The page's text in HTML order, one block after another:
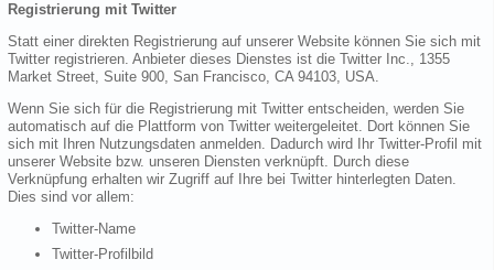
Registrierung mit Twitter
Statt einer direkten Registrierung auf unserer Website können Sie sich mit
Twitter registrieren. Anbieter dieses Dienstes ist die Twitter Inc., 1355
Market Street, Suite 900, San Francisco, CA 94103, USA.
Wenn Sie sich für die Registrierung mit Twitter entscheiden, werden Sie
automatisch auf die Plattform von Twitter weitergeleitet. Dort können Sie
sich mit Ihren Nutzungsdaten anmelden. Dadurch wird Ihr Twitter-Profil mit
unserer Website bzw. unseren Diensten verknüpft. Durch diese
Verknüpfung erhalten wir Zugriff auf Ihre bei Twitter hinterlegten Daten.
Dies sind vor allem:
Twitter-Name
Twitter-Profilbild